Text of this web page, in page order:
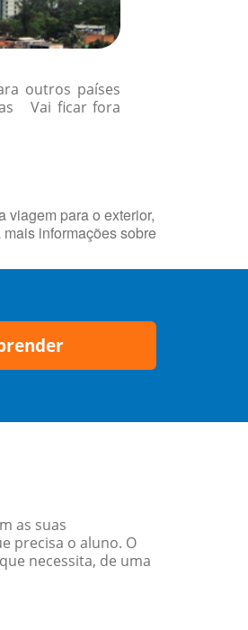
outros países
Vai ficar fora
viagem para o exterior,
informações sobre
as suas
precisa o aluno. O
necessita, de uma